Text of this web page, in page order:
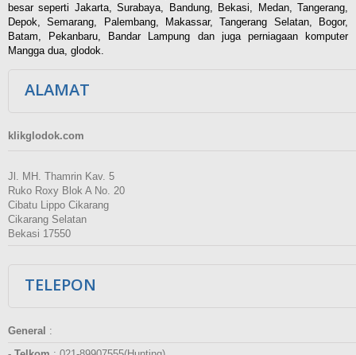
besar seperti Jakarta, Surabaya, Bandung, Bekasi, Medan, Tangerang,
Depok, Semarang, Palembang, Makassar, Tangerang Selatan, Bogor,
Batam, Pekanbaru, Bandar Lampung dan juga perniagaan komputer
Mangga dua, glodok.
ALAMAT
klikglodok.com
Jl. MH. Thamrin Kav. 5
Ruko Roxy Blok A No. 20
Cibatu Lippo Cikarang
Cikarang Selatan
Bekasi 17550
TELEPON
General :